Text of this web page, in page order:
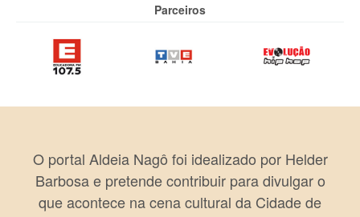
Parceiros
O portal Aldeia Nagô foi idealizado por Helder
Barbosa e pretende contribuir para divulgar o
que acontece na cena cultural da Cidade de